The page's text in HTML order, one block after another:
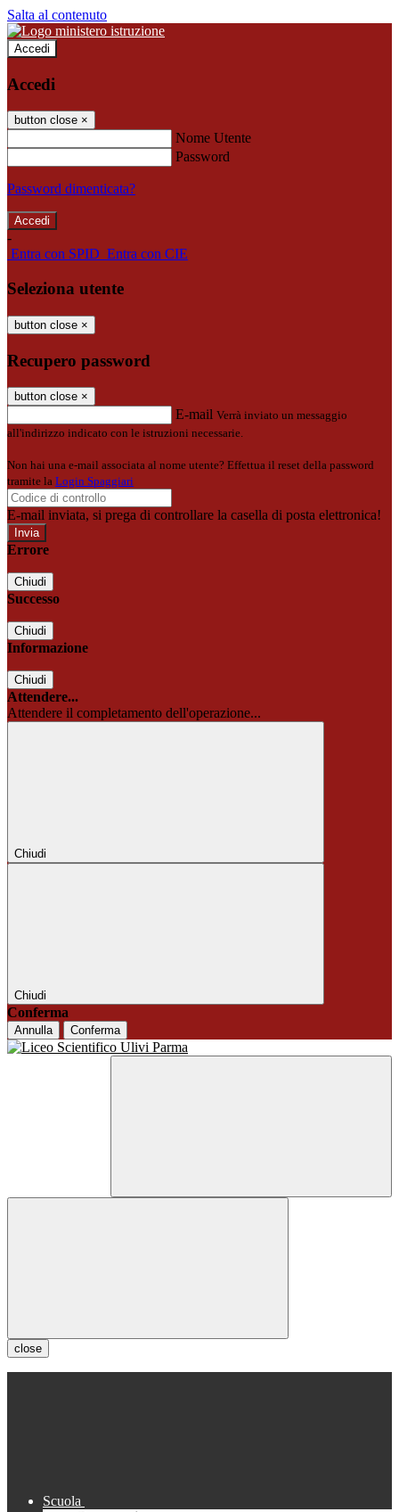
Salta al contenuto
Accedi
Accedi
button close ×
Nome Utente
Password
Password dimenticata?
-
Entra con SPID Entra con CIE
Seleziona utente
button close ×
Recupero password
button close ×
E-mail Verrà inviato un messaggio
all'indirizzo indicato con le istruzioni necessarie.
Non hai una e-mail associata al nome utente? Effettua il reset della password
tramite la Login Spaggiari
E-mail inviata, si prega di controllare la casella di posta elettronica!
Errore
Chiudi
Successo
Chiudi
Informazione
Chiudi
Attendere...
Attendere il completamento dell'operazione...
Chiudi
Chiudi
Conferma
Annulla Conferma
close
Scuola